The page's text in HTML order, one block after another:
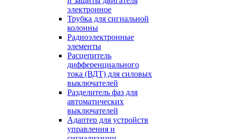
электронное
Трубка для сигнальной
колонны
Радиоэлектронные
элементы
Расцепитель
дифференциального
тока (ВДТ) для силовых
выключателей
Разделитель фаз для
автоматических
выключателей
Адаптер для устройств
управления и